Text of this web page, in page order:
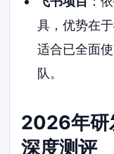
具，优势在
适合已全面
队。
2026年研
深度测评